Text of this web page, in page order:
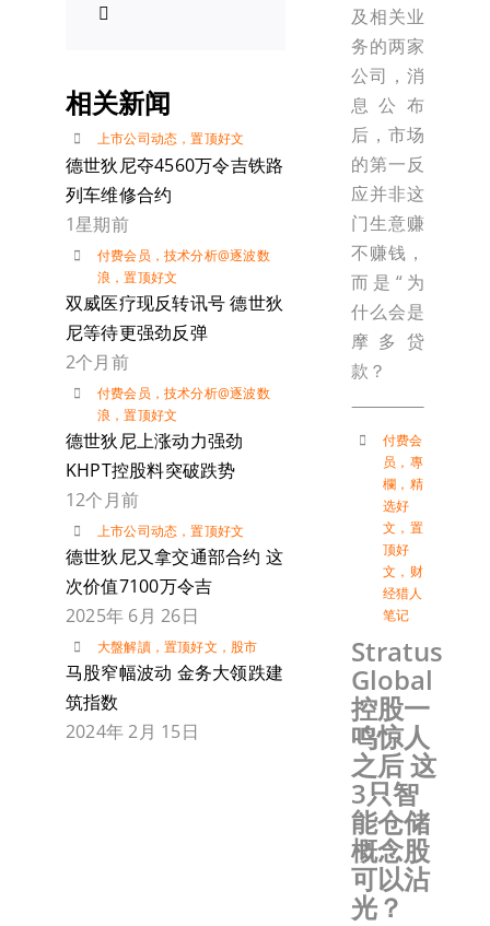
相关新闻
上市公司动态 ，置顶好文
德世狄尼夺4560万令吉铁路
列车维修合约
1星期前
付费会员 ， 技术分析@逐波数
浪 ，置顶好文
双威医疗现反转讯号 德世狄
尼等待更强劲反弹
2个月前
付费会员 ， 技术分析@逐波数
浪 ，置顶好文
德世狄尼上涨动力强劲
KHPT控股料突破跌势
12个月前
上市公司动态 ，置顶好文
德世狄尼又拿交通部合约 这
次价值7100万令吉
2025年 6月 26日
大盤解讀， 置顶好文 ， 股市
马股窄幅波动 金务大领跌建
筑指数
2024年 2月 15日
及相关业
务的两家
公司，消
息公布
后，市场
的第一反
应并非这
门生意赚
不赚钱，
而是“为
什么会是
摩多贷
款？
付费会
员 ， 專
欄 ， 精
选好
文 ， 置
顶好
文 ， 财
经猎人
笔记
Stratus
Global
控股一
鸣惊人
之后 这
3只智
能仓储
概念股
可以沾
光？